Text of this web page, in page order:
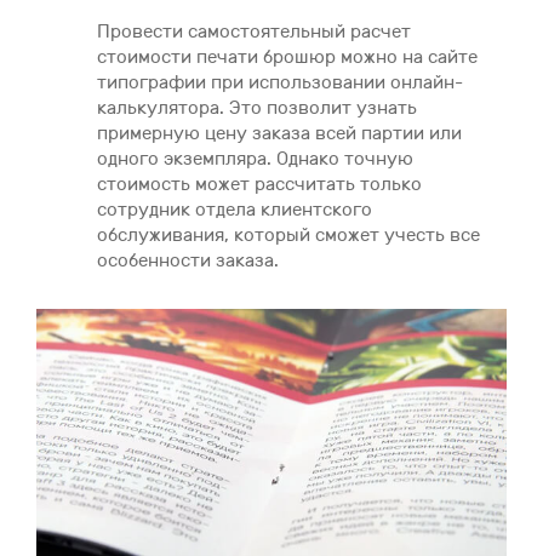
Провести самостоятельный расчет
стоимости печати брошюр можно на сайте
типографии при использовании онлайн-
калькулятора. Это позволит узнать
примерную цену заказа всей партии или
одного экземпляра. Однако точную
стоимость может рассчитать только
сотрудник отдела клиентского
обслуживания, который сможет учесть все
особенности заказа.